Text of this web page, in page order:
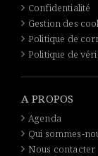
Confidentialité
Gestion des
Politique de
Politique de
A PROPOS
Agenda
Qui sommes-
Nous contacter